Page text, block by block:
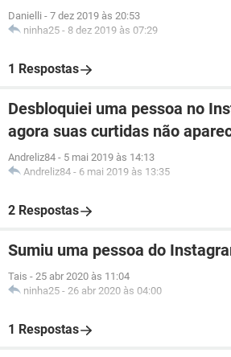
Danielli - 7 dez 2019 às 20:53
ninha25 - 8 dez 2019 às 07:29
1 Respostas
Desbloquiei uma pessoa no
agora suas curtidas não
Andreliz84 - 5 mai 2019 às 14:13
Andreliz84 - 6 mai 2019 às 13:35
2 Respostas
Sumiu uma pessoa do
Tais - 25 abr 2020 às 11:04
ninha25 - 26 abr 2020 às 04:00
1 Respostas